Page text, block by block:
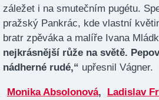
záležet i na smutečním pugétu.
pražský Pankrác, kde vlastní
bratr zpěváka a malíře Ivana
nejkrásnější růže na světě.
nádherné rudé,“ upřesnil Vágner.
Monika Absolonová, Ladislav